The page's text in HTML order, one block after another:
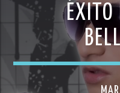
ÉXITO